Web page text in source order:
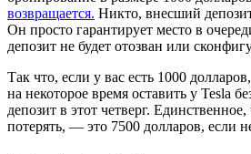
возвращается. Никто, внесший
Он просто гарантирует место в
депозит не будет отозван или
Так что, если у вас есть 1000
на некоторое время оставить у Tesla
депозит в этот четверг.
потерять, — это 7500 долларов, если